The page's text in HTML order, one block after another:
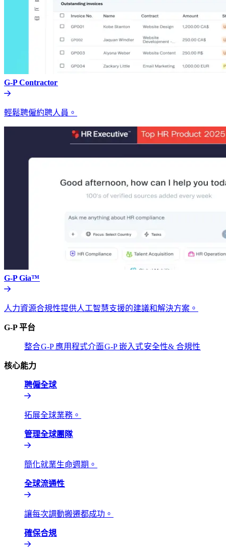
G-P Contractor​​
輕鬆聘僱約聘人員。​​
G-P Gia™​​
人力資源合規性提供人工智慧支援的建議和解決方案。​​
G-P 平台​​
整合​​G-P 應用程式介面​​G-P 嵌入式​​安全性& 合規性​​
核心能力​​
聘僱全球​​
拓展全球業務。​​
管理全球團隊​​
簡化就業生命週期。​​
全球流通性​​
讓每次調動搬遷都成功。​​
確保合規​​